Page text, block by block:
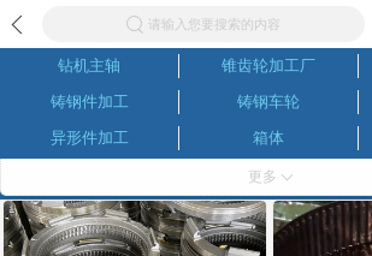
请输入您要搜索的内容
钻机主轴 锥齿轮加工厂
铸钢件加工
铸钢车轮
异形件加工
箱体
数控车床加工
伞齿轮生产厂家
内齿圈
螺旋伞齿轮
六级精磨齿轮厂
更多